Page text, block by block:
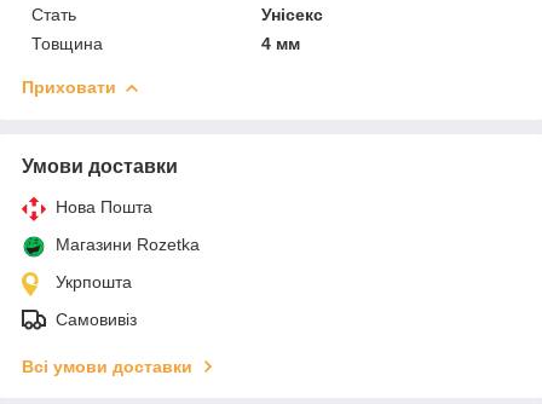
Стать
Унісекс
Товщина
4 мм
Приховати
Умови доставки
Нова Пошта
Магазини Rozetka
Укрпошта
Самовивіз
Всі умови доставки